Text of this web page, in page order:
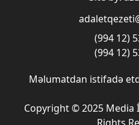
(994 12)
(994 12)
Məlumatdan istifadə
Copyright © 2025 Media